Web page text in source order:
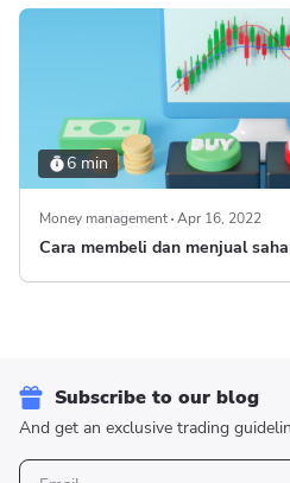
6 min
Money management Apr 16, 2022
Cara membeli dan menjual
Subscribe to our blog
And get an exclusive trading